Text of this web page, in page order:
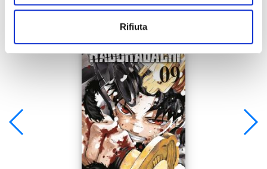
Rifiuta
Se ti è piaciuto prova anche: